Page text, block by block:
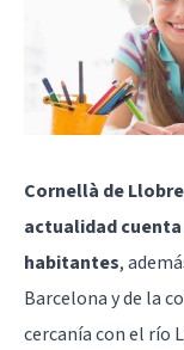
Cornellà de
actualidad cuenta
habitantes,
Barcelona y de la
cercanía con el río